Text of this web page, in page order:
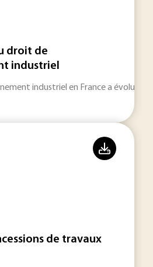
droit de
industriel
industriel en France a évolué
de travaux